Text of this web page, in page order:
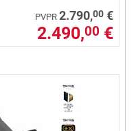
PVPR 2.790,00 €
2.490,00 €